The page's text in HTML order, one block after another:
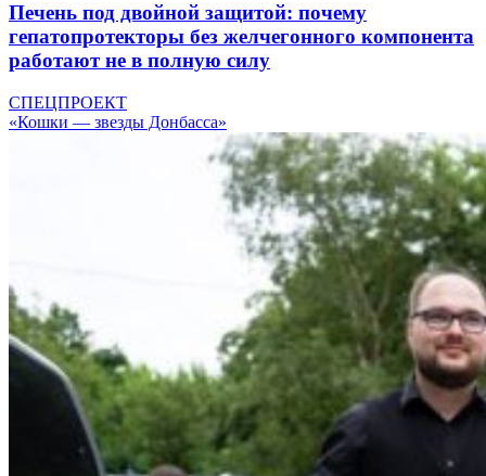
Печень под двойной защитой: почему
гепатопротекторы без желчегонного компонента
работают не в полную силу
СПЕЦПРОЕКТ
«Кошки — звезды Донбасса»